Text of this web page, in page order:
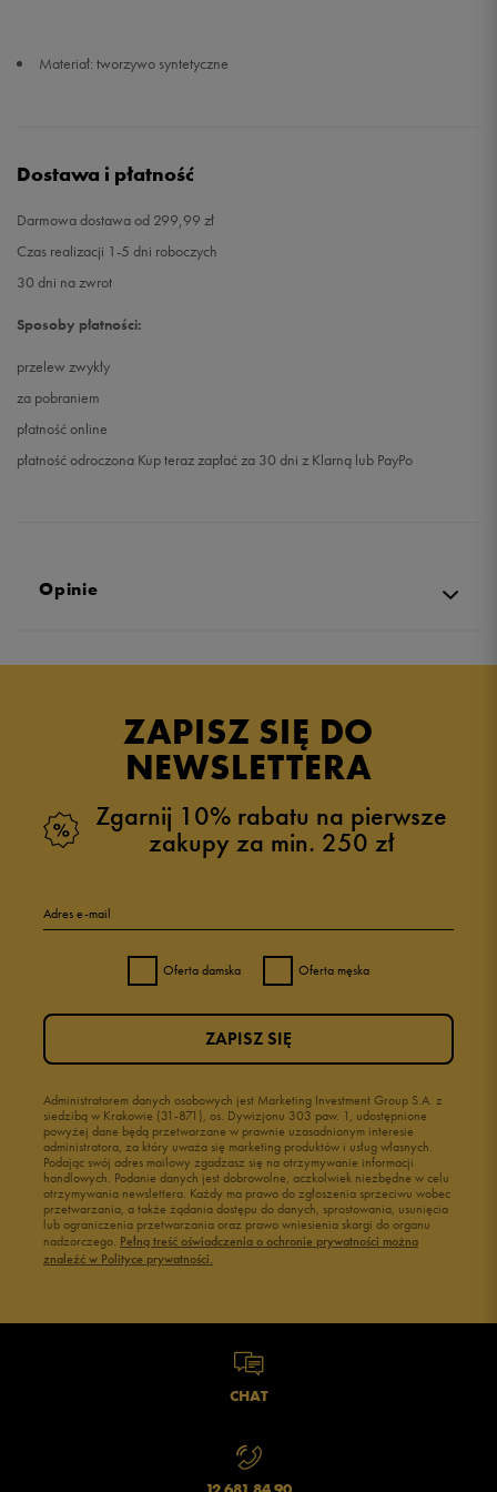
Materiał: tworzywo syntetyczne
Dostawa i płatność
Darmowa dostawa od 299,99 zł
Czas realizacji 1-5 dni roboczych
30 dni na zwrot
Sposoby płatności:
przelew zwykły
za pobraniem
płatność online
płatność odroczona Kup teraz zapłać za 30 dni z Klarną lub PayPo
Opinie
ZAPISZ SIĘ DO
NEWSLETTERA
Zgarnij 10% rabatu na pierwsze
zakupy za min. 250 zł
Adres e-mail
Oferta damska Oferta męska
Administratorem danych osobowych jest Marketing Investment Group S.A. z
siedzibą w Krakowie (31-871), os. Dywizjonu 303 paw. 1, udostępnione
powyżej dane będą przetwarzane w prawnie uzasadnionym interesie
administratora, za który uważa się marketing produktów i usług własnych.
Podając swój adres mailowy zgadzasz się na otrzymywanie informacji
handlowych. Podanie danych jest dobrowolne, aczkolwiek niezbędne w celu
otrzymywania newslettera. Każdy ma prawo do zgłoszenia sprzeciwu wobec
przetwarzania, a także żądania dostępu do danych, sprostowania, usunięcia
lub ograniczenia przetwarzania oraz prawo wniesienia skargi do organu
nadzorczego. Pełną treść oświadczenia o ochronie prywatności można
znaleźć w Polityce prywatności.
ZAPISZ SIĘ
CHAT